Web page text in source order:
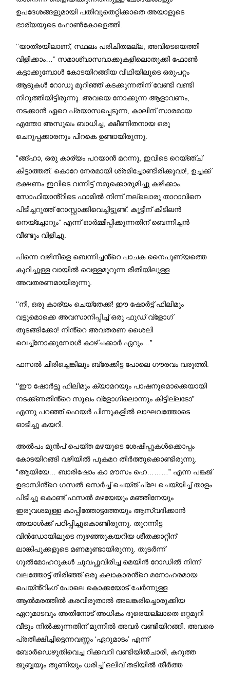
ഉപദേശങ്ങളുമായി പതിവുതെറ്റിക്കാതെ അയാളുടെ
ഭാര്യയുടെ ഫോൺകോളെത്തി.
‘’യാത്രയിലാണ്, സ്ഥലം പരിചിതമല്ല, അവിടെയെത്തി
വിളിക്കാം…” സമാശ്വാസവാക്കുകളിലൊതുക്കി ഫോൺ
കട്ടാക്കുമ്പോൾ കോടയിറങ്ങിയ വീഥിയിലൂടെ ഒരുപറ്റം
ആടുകൾ റോഡു മുറിഞ്ഞ് കടക്കുന്നതിന് വേണ്ടി വണ്ടി
നിറുത്തിയിട്ടിരുന്നു. അവയെ നോക്കുന്ന ആളാവണം,
നടക്കാൻ ഏറെ പ്രയാസപ്പെടുന്ന, കാലിന് സാരമായ
എന്തോ അസുഖം ബാധിച്ച, ക്ഷീണിതനായ ഒരു
ചെറുപ്പക്കാരനും പിറകെ ഉണ്ടായിരുന്നു.
“ങ്ങ്ഹാ, ഒരു കാര്യം പറയാൻ മറന്നു, ഇവിടെ റെയ്ഞ്ച്
കിട്ടാത്തത്. കൊറേ നേരമായി ശ്രമിച്ചോണ്ടിരിക്കുവാ!, ഉച്ചക്ക്
ഭക്ഷണം ഇവിടെ വന്നിട്ട് നമുക്കൊരുമിച്ചു കഴിക്കാം.
സോഫിയാൻ്റിടെ ഫാമിൽ നിന്ന് നല്ലൊരു താറാവിനെ
പിടിച്ചറുത്ത് റോസ്റ്റാക്കിവെച്ചിട്ടുണ്ട്. കൂട്ടിന് കിടിലൻ
നെയ്ച്ചോറും” എന്ന് ഓർമ്മിപ്പിക്കുന്നതിന് ബെന്നിച്ചൻ
വീണ്ടും വിളിച്ചു.
പിന്നെ വഴിനീളെ ബെന്നിച്ചൻ്റെ പാചക നൈപുണ്യത്തെ
കുറിച്ചുള്ള വായിൽ വെള്ളമൂറുന്ന രീതിയിലുള്ള
അവതരണമായിരുന്നു.
‘‘നീ, ഒരു കാര്യം ചെയ്തേക്ക്! ഈ ഷോർട്ട് ഫിലിമും
വട്ടുമൊക്കെ അവസാനിപ്പിച്ച് ഒരു ഫുഡ് വ്ളോഗ്
തുടങ്ങിക്കോ! നിൻ്റെ അവതരണ ശൈലി
വെച്ച്നോക്കുമ്പോൾ കാഴ്ചക്കാർ ഏറും…”
ഫസൽ ചിരിച്ചെങ്കിലും ബ്രേക്കിട്ട പോലെ ഗൗരവം വരുത്തി.
‘‘ഈ ഷോർട്ടു ഫിലിമും ക്യാമറയും പാഷനുമൊക്കെയായി
നടക്ക്ണതിൻ്റെ സുഖം വ്ളോഗിലൊന്നും കിട്ടില്ലടോ”
എന്നു പറഞ്ഞ് ഹെയർ പിന്നുകളിൽ ലാഘവത്തോടെ
ഓടിച്ചു കയറി.
അൽപം മുൻപ് പെയ്ത മഴയുടെ ശേഷിപ്പുകൾക്കൊപ്പം
കോടയിറങ്ങി വഴിയിൽ പുകമറ തീർത്തുക്കൊണ്ടിരുന്നു.
“ആയിയേ… ബാരിഷോം കാ മൗസം ഹെ………” എന്ന പങ്കജ്
ഉദാസിൻ്റെ ഗസൽ സെർച്ച് ചെയ്ത് പ്ലേ ചെയ്യിച്ച് താളം
പിടിച്ചു കൊണ്ട് ഫസൽ മഴയേയും മഞ്ഞിനേയും
ഇരുവശമുള്ള കാപ്പിത്തോട്ടത്തേയും ആസ്വദിക്കാൻ
അയാൾക്ക് പഠിപ്പിച്ചുകൊണ്ടിരുന്നു. തുറന്നിട്ട
വിൻഡോയിലൂടെ നുഴഞ്ഞുകയറിയ ശീതക്കാറ്റിന്
ലാങ്കിപൂക്കളുടെ മണമുണ്ടായിരുന്നു. തുടർന്ന്
ഗുൽമോഹറുകൾ ചുവപ്പുവിരിച്ച മെയിൻ റോഡിൽ നിന്ന്
വലത്തോട്ട് തിരിഞ്ഞ് ഒരു കലാകാരൻ്റെ മനോഹരമായ
പെയ്ൻ്റിംഗ് പോലെ കൊക്കയോട് ചേർന്നുള്ള
ആൽമരത്തിൽ കരവിരുതാൽ അലങ്കരിച്ചൊരുക്കിയ
ഏറുമാടവും അതിനോട് അധികം ദൂരെയല്ലാതെ ഒറ്റമുറി
വീടും നിൽക്കുന്നതിന് മുന്നിൽ അവർ വണ്ടിയിറങ്ങി. അവരെ
പ്രതീക്ഷിച്ചിട്ടെന്നവണ്ണം ‘ഏറുമാടം’ എന്ന്
ബോർഡെഴുതിവെച്ച റിക്കവറി വണ്ടിയിൽചാരി, കറുത്ത
ജുബ്ബയും തുണിയും ധരിച്ച് ഒലീവ് തടിയിൽ തീർത്ത